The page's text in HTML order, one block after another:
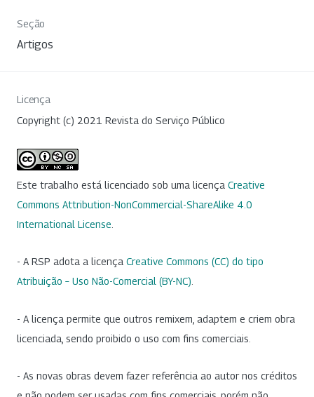
Seção
Artigos
Licença
Copyright (c) 2021 Revista do Serviço Público
Este trabalho está licenciado sob uma licença Creative
Commons Attribution-NonCommercial-ShareAlike 4.0
International License
- A RSP adota a licença Creative Commons (CC) do tipo
Atribuição – Uso Não-Comercial (BY-NC)
- A licença permite que outros remixem, adaptem e criem obra
licenciada, sendo proibido o uso com fins comerciais.
- As novas obras devem fazer referência ao autor nos créditos